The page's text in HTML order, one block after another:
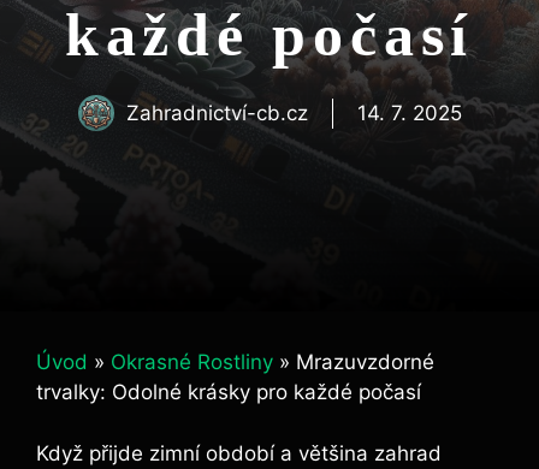
každé počasí
Zahradnictví-cb.cz 14. 7. 2025
Úvod » Okrasné Rostliny » Mrazuvzdorné
trvalky: Odolné krásky pro každé počasí
Když přijde zimní období a většina zahrad